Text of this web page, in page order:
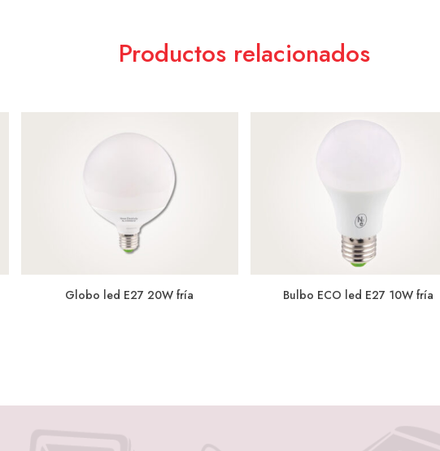
Productos relacionados
Globo led E27 20W fría Bulbo ECO led E27 10W fría